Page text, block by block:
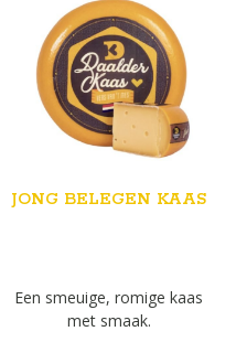
JONG BELEGEN KAAS
Een smeuige, romige kaas
met smaak.